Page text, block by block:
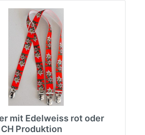
mit Edelweiss rot oder
Produktion